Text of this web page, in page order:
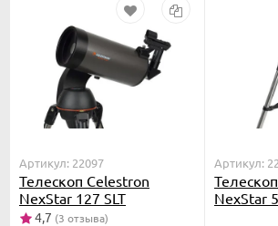
Артикул: 22097
Телескоп Celestron
NexStar 127 SLT
4,7 (3 отзыва)
Артикул:
NexStar